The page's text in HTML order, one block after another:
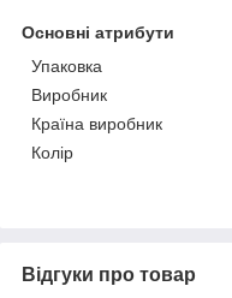
Основні атрибути
Упаковка
Виробник
Країна виробник
Колір
Відгуки про товар